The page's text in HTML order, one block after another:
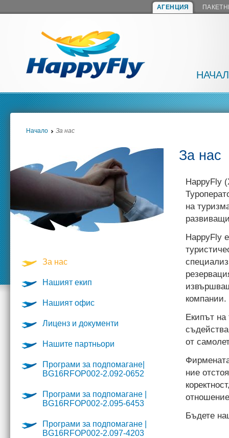
АГЕНЦИЯ
Начало За нас
За нас
Нашият екип
Нашият офис
Лиценз и документи
Нашите партньори
Програми за подпомагане|
BG16RFOP002-2.092-0652
Програми за подпомагане |
BG16RFOP002-2.095-6453
Програми за подпомагане |
BG16RFOP002-2.097-4203
За нас
HappyFly
на
HappyFly
компании.
Екипът
от
ние
Бъдете